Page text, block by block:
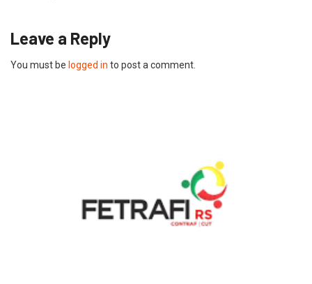
Leave a Reply
You must be logged in to post a comment.